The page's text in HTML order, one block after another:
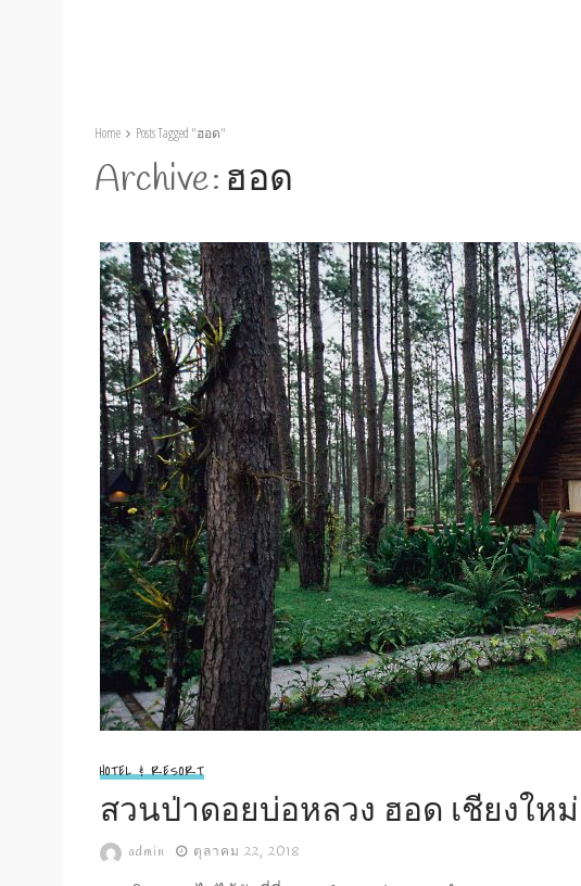
Home Posts Tagged "ฮอด"
Archive ฮอด
HOTEL & RESORT
สวนป่าดอยบ่อหลวง ฮอด เชียงใหม่
admin ตุลาคม 22, 2018